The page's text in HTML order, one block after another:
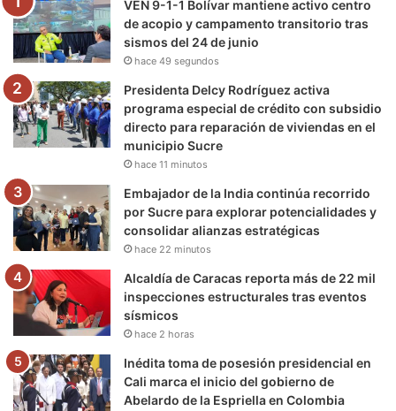
o
k
r
e
r
a
m
a
VEN 9-1-1 Bolívar mantiene activo centro
de acopio y campamento transitorio tras
sismos del 24 de junio
hace 49 segundos
Presidenta Delcy Rodríguez activa
programa especial de crédito con subsidio
directo para reparación de viviendas en el
municipio Sucre
hace 11 minutos
Embajador de la India continúa recorrido
por Sucre para explorar potencialidades y
consolidar alianzas estratégicas
hace 22 minutos
Alcaldía de Caracas reporta más de 22 mil
inspecciones estructurales tras eventos
sísmicos
hace 2 horas
Inédita toma de posesión presidencial en
Cali marca el inicio del gobierno de
Abelardo de la Espriella en Colombia